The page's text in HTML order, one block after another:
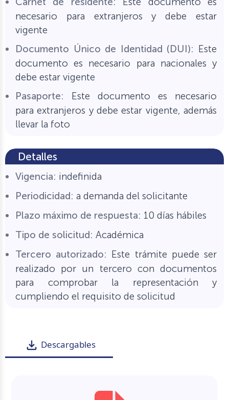
necesario para extranjeros y debe estar
vigente
Documento Único de Identidad (DUI): Este
documento es necesario para nacionales y
debe estar vigente
Pasaporte: Este documento es necesario
para extranjeros y debe estar vigente, además
llevar la foto
Detalles
Vigencia: indefinida
Periodicidad: a demanda del solicitante
Plazo máximo de respuesta: 10 días hábiles
Tipo de solicitud: Académica
Tercero autorizado: Este trámite puede ser
realizado por un tercero con documentos
para comprobar la representación y
cumpliendo el requisito de solicitud
file_download Descargables